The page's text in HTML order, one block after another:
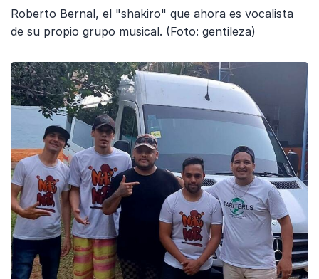
Roberto Bernal, el "shakiro" que ahora es vocalista
de su propio grupo musical. (Foto: gentileza)